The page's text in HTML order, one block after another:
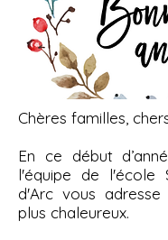
Chères familles,
En ce début
l'équipe de l'école
d'Arc vous
plus chaleureux.